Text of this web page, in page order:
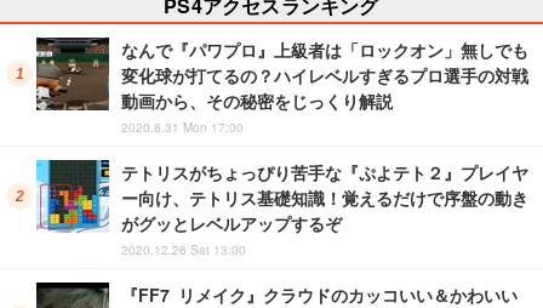
PS4アクセスランキング
なんで『パワプロ』上級者は「ロックオン」無しでも
変化球が打てるの？ハイレベルすぎるプロ選手の対戦
動画から、その秘密をじっくり解説
2020.8.31 Mon 17:00
テトリスがちょっぴり苦手な『ぷよテト２』プレイヤ
ー向け、テトリス基礎知識！覚えるだけで序盤の動き
がグッとレベルアップするぞ
2020.12.26 Sat 13:00
『FF7 リメイク』クラウドのカッコいい＆かわいい